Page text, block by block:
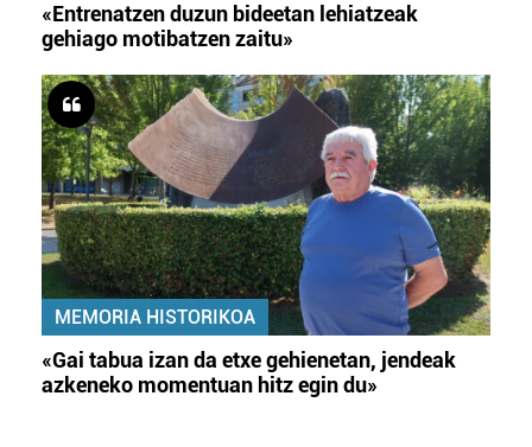
«Entrenatzen duzun bideetan lehiatzeak
gehiago motibatzen zaitu»
MEMORIA HISTORIKOA
«Gai tabua izan da etxe gehienetan, jendeak
azkeneko momentuan hitz egin du»